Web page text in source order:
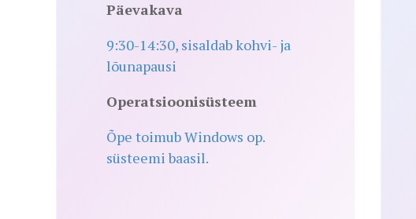
Päevakava
9:30-14:30, sisaldab kohvi- ja
lõunapausi
Operatsioonisüsteem
Õpe toimub Windows op.
süsteemi baasil.